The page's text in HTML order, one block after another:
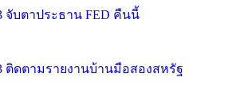
จับตาประธาน FED คืนนี้
ติดตามรายงานบ้านมือสองสหรัฐ